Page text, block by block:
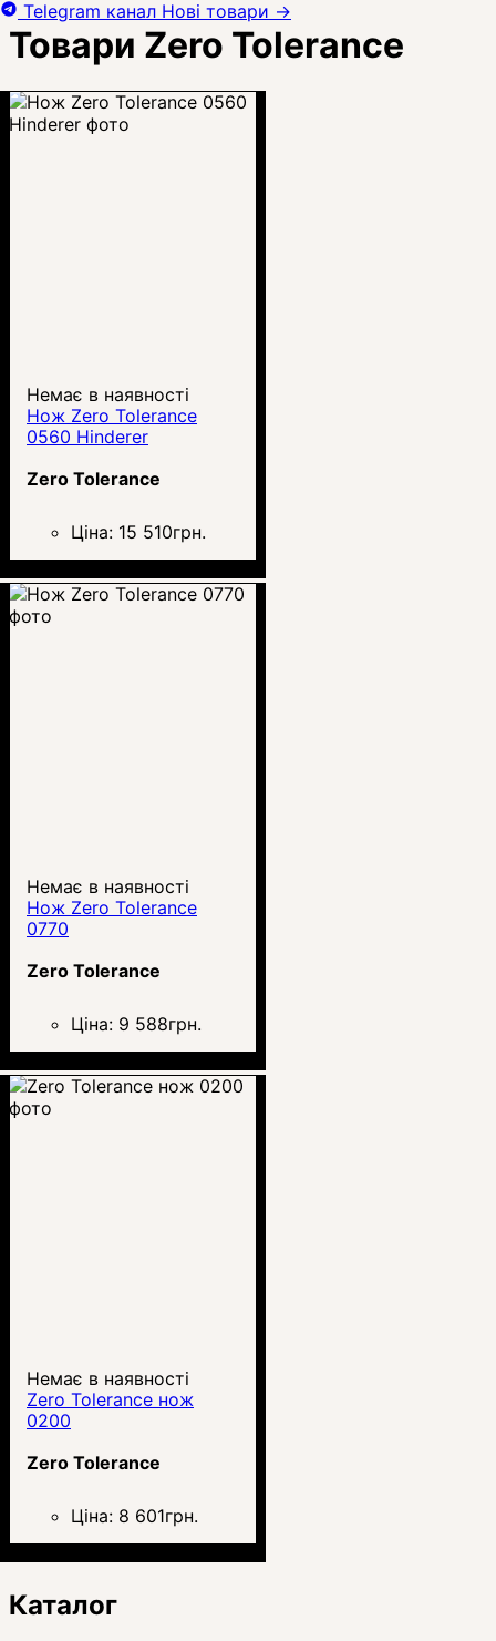
Товари Zero Tolerance
Немає в наявності
Нож Zero Tolerance
0560 Hinderer
Zero Tolerance
Ціна: 15 510грн.
Немає в наявності
Нож Zero Tolerance
0770
Zero Tolerance
Ціна: 9 588грн.
Немає в наявності
Zero Tolerance нож
0200
Zero Tolerance
Ціна: 8 601грн.
Каталог
Telegram канал Нові товари →